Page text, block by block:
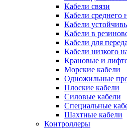
Кабели связи
Кабели среднего
Кабели
Кабели в
Кабели для
Кабели низкого
Крановые и
Морские кабели
Одножильные
Плоские кабели
Силовые кабели
Специальные
Шахтные кабели
Контроллеры